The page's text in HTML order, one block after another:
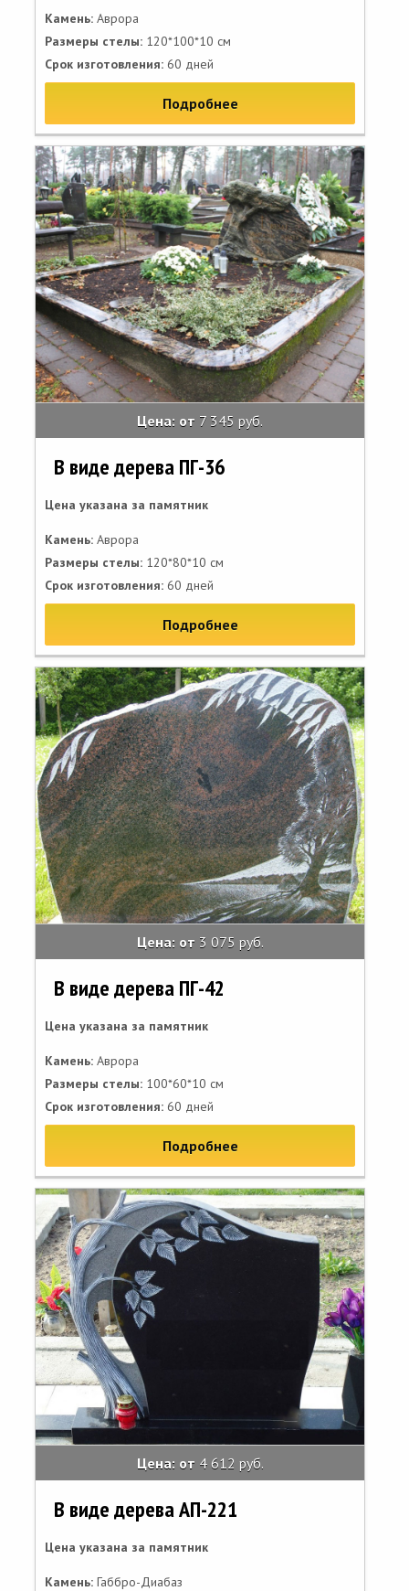
Камень: Аврора
Размеры стелы: 120*100*10 см
Срок изготовления: 60 дней
Подробнее
Цена: от 7 345 руб.
В виде дерева ПГ-36
Цена указана за памятник
Камень: Аврора
Размеры стелы: 120*80*10 см
Срок изготовления: 60 дней
Подробнее
Цена: от 3 075 руб.
В виде дерева ПГ-42
Цена указана за памятник
Камень: Аврора
Размеры стелы: 100*60*10 см
Срок изготовления: 60 дней
Подробнее
Цена: от 4 612 руб.
В виде дерева АП-221
Цена указана за памятник
Камень: Габбро-Диабаз